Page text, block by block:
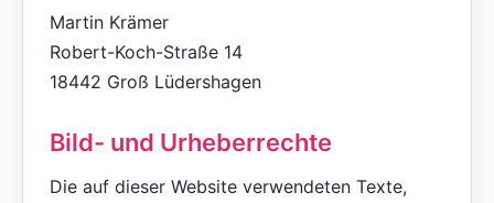
Martin Krämer
Robert-Koch-Straße 14
18442 Groß Lüdershagen
Bild- und Urheberrechte
Die auf dieser Website verwendeten Texte,